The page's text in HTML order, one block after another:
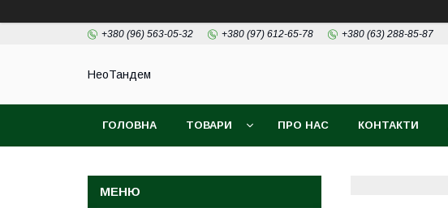
+380 (96) 563-05-32 +380 (97) 612-65-78 +380 (63) 288-85-87
НеоТандем
ГОЛОВНА ТОВАРИ ПРО НАС КОНТАКТИ